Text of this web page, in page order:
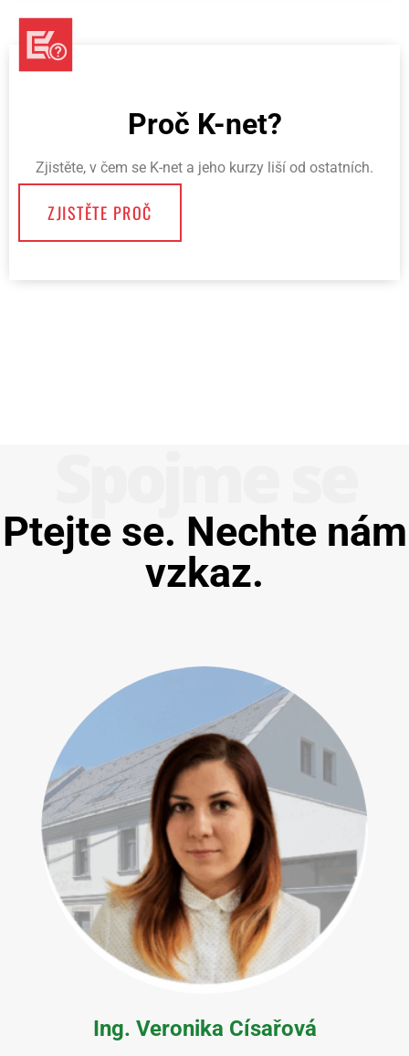
Proč K-net?
Zjistěte, v čem se K-net a jeho kurzy liší od ostatních.
ZJISTĚTE PROČ
Ptejte se. Nechte nám
vzkaz.
Ing. Veronika Císařová